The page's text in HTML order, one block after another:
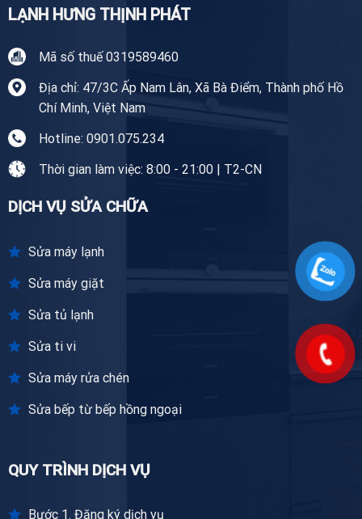
LẠNH HƯNG THỊNH PHÁT
Mã số thuế 0319589460
Địa chỉ: 47/3C Ấp Nam Lân, Xã Bà Điểm, Thành phố Hồ
Chí Minh, Việt Nam
Hotline: 0901.075.234
Thời gian làm việc: 8:00 - 21:00 | T2-CN
DỊCH VỤ SỬA CHỮA
Sửa máy lạnh
Sửa máy giặt
Sửa tủ lạnh
Sửa ti vi
Sửa máy rửa chén
Sửa bếp từ bếp hồng ngoại
QUY TRÌNH DỊCH VỤ
Bước 1. Đăng ký dịch vụ